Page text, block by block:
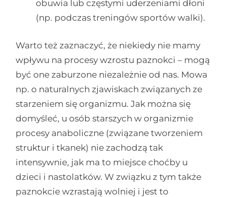
obuwia lub częstymi uderzeniami dłoni
(np. podczas treningów sportów walki).
Warto też zaznaczyć, że niekiedy nie mamy
wpływu na procesy wzrostu paznokci – mogą
być one zaburzone niezależnie od nas. Mowa
np. o naturalnych zjawiskach związanych ze
starzeniem się organizmu. Jak można się
domyśleć, u osób starszych w organizmie
procesy anaboliczne (związane tworzeniem
struktur i tkanek) nie zachodzą tak
intensywnie, jak ma to miejsce choćby u
dzieci i nastolatków. W związku z tym także
paznokcie wzrastają wolniej i jest to